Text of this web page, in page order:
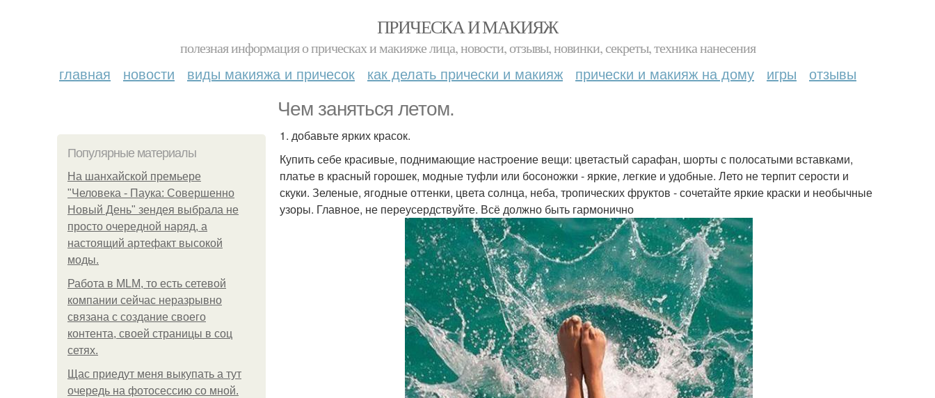
ПРИЧЕСКА И МАКИЯЖ
полезная информация о прическах и макияже лица, новости, отзывы, новинки, секреты, техника нанесения
главная новости виды макияжа и причесок как делать прически и макияж прически и макияж на дому игры отзывы
Чем заняться летом.
Популярные материалы
На шанхайской премьере
"Человека - Паука: Совершенно
Новый День" зендея выбрала не
просто очередной наряд, а
настоящий артефакт высокой
моды.
Работа в MLM, то есть сетевой
компании сейчас неразрывно
связана с создание своего
контента, своей страницы в соц
сетях.
Щас приедут меня выкупать а тут
очередь на фотосессию со мной.
1. добавьте ярких красок.
Купить себе красивые, поднимающие настроение вещи: цветастый сарафан, шорты с полосатыми вставками,
платье в красный горошек, модные туфли или босоножки - яркие, легкие и удобные. Лето не терпит серости и
скуки. Зеленые, ягодные оттенки, цвета солнца, неба, тропических фруктов - сочетайте яркие краски и необычные
узоры. Главное, не переусердствуйте. Всё должно быть гармонично